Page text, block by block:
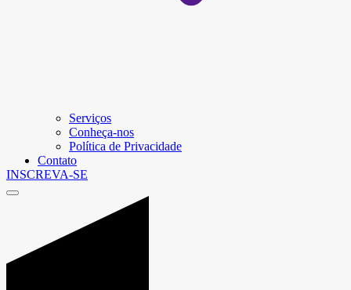
Serviços
Conheça-nos
Política de Privacidade
Contato
INSCREVA-SE